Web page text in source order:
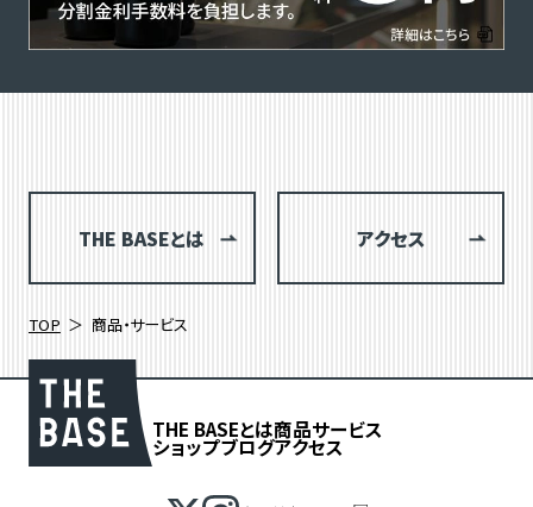
THE BASEとは アクセス
TOP 商品・サービス
THE BASEとは商品サービス
ショップブログアクセス